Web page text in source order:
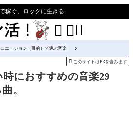
稼ぐ、ロックに生きる
 
ュエーション（目的）で選ぶ音楽
 このサイトはPRを含みます
におすすめの音楽29
。